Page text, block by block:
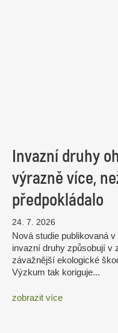
Invazní druhy
výrazně více,
předpokládalo
24. 7. 2026
Nová studie publikovaná
invazní druhy způsobují v
závažnější ekologické
Výzkum tak koriguje...
zobrazit více